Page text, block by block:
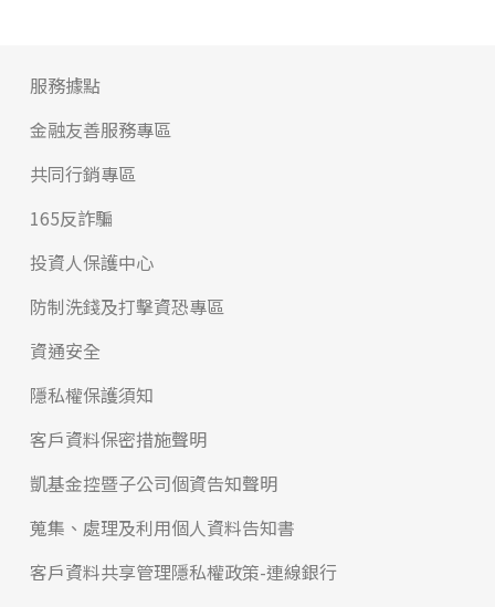
服務據點
金融友善服務專區
共同行銷專區
165反詐騙
投資人保護中心
防制洗錢及打擊資恐專區
資通安全
隱私權保護須知
客戶資料保密措施聲明
凱基金控暨子公司個資告知聲明
蒐集、處理及利用個人資料告知書
客戶資料共享管理隱私權政策-連線銀行